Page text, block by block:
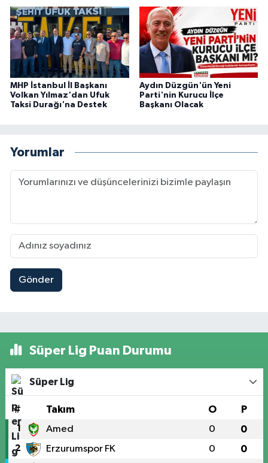
MHP İstanbul İl Başkanı
Volkan Yılmaz'dan Ufuk
Taksi Durağı'na Destek
Aydın Düzgün'ün Yeni
Parti'nin Kurucu İlçe
Başkanı Olacak
Yorumlar
Gönder
Süper Lig Puan Durumu
Süper Lig
# Takım O P
1 Amed 0 0
2 Erzurumspor FK 0 0